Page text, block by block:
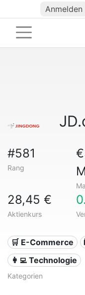
Anmelden
#581
Rang
28,45 €
Aktienkurs
🛒 E-Commerce
👩‍💻 Technologie
Kategorien